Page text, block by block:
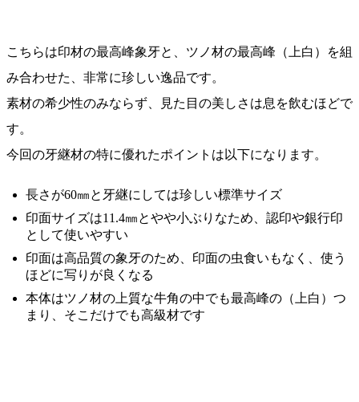
こちらは印材の最高峰象牙と、ツノ材の最高峰（上白）を組
み合わせた、非常に珍しい逸品です。
素材の希少性のみならず、見た目の美しさは息を飲むほどで
す。
今回の牙継材の特に優れたポイントは以下になります。
長さが60㎜と牙継にしては珍しい標準サイズ
印面サイズは11.4㎜とやや小ぶりなため、認印や銀行印
として使いやすい
印面は高品質の象牙のため、印面の虫食いもなく、使う
ほどに写りが良くなる
本体はツノ材の上質な牛角の中でも最高峰の（上白）つ
まり、そこだけでも高級材です